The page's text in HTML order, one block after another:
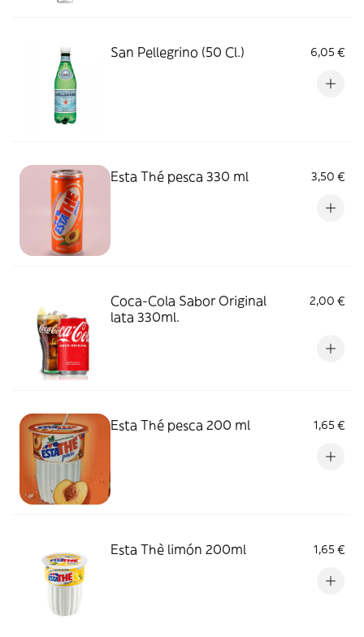
San Pellegrino (50 Cl.) 6,05 €
Esta Thé pesca 330 ml 3,50 €
Coca-Cola Sabor Original
lata 330ml.
2,00 €
Esta Thé pesca 200 ml 1,65 €
Esta Thè limón 200ml 1,65 €